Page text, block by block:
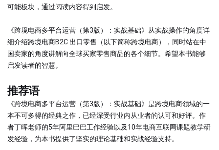
可能板块，通过阅读内容得到启发。
《跨境电商多平台运营（第3版）：实战基础》从实战操作的角度详
细介绍跨境电商B2C 出口零售（以下简称跨境电商），同时站在中
国卖家的角度讲解向全球买家零售商品的各个细节。希望本书能够
启发读者的智慧。
推荐语
《跨境电商多平台运营（第3版）：实战基础》是跨境电商领域的一
本不可多得的经典之作，已经深受行业内从业者的认可和好评。作
者丁晖老师的5年阿里巴巴工作经验以及10年电商互联网课题教学研
发经验，为本书提供了坚实的理论基础和实战经验支持。